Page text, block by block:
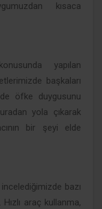
kısaca
yapılan
başkaları
öfke duygusunu
yola çıkarak
bir şeyi elde
incelediğimizde bazı
Hızlı araç kullanma,